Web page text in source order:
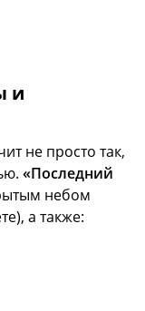
и
не просто так,
«Последний
небом
а также: